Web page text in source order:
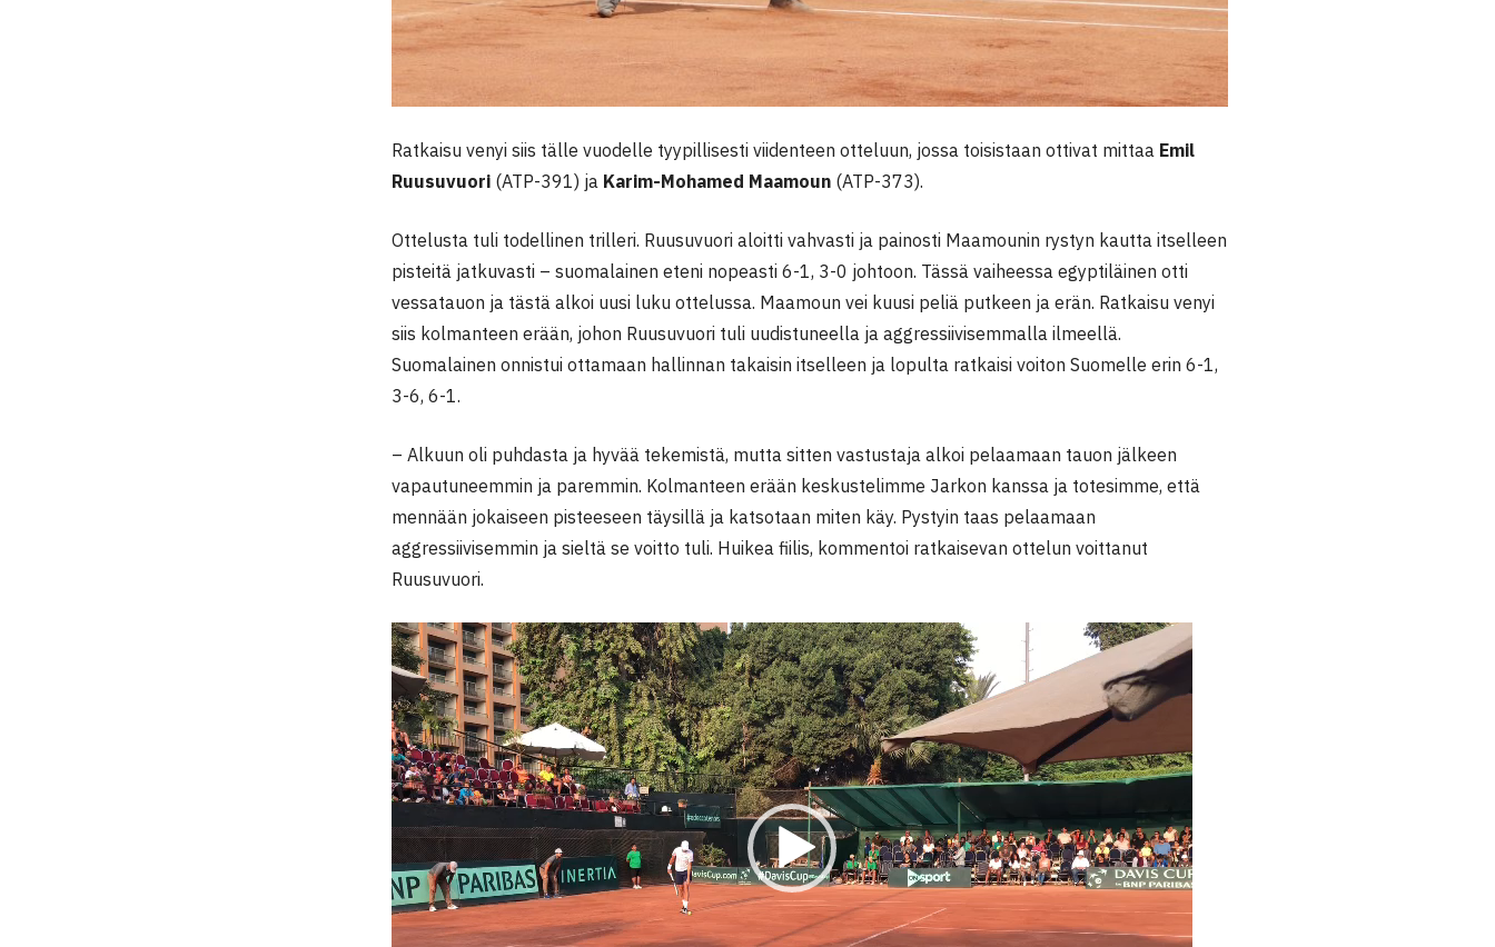
Ratkaisu venyi siis tälle vuodelle tyypillisesti viidenteen otteluun, jossa toisistaan ottivat mittaa Emil
Ruusuvuori (ATP-391) ja Karim-Mohamed Maamoun (ATP-373).
Ottelusta tuli todellinen trilleri. Ruusuvuori aloitti vahvasti ja painosti Maamounin rystyn kautta itselleen
pisteitä jatkuvasti – suomalainen eteni nopeasti 6-1, 3-0 johtoon. Tässä vaiheessa egyptiläinen otti
vessatauon ja tästä alkoi uusi luku ottelussa. Maamoun vei kuusi peliä putkeen ja erän. Ratkaisu venyi
siis kolmanteen erään, johon Ruusuvuori tuli uudistuneella ja aggressiivisemmalla ilmeellä.
Suomalainen onnistui ottamaan hallinnan takaisin itselleen ja lopulta ratkaisi voiton Suomelle erin 6-1,
3-6, 6-1.
– Alkuun oli puhdasta ja hyvää tekemistä, mutta sitten vastustaja alkoi pelaamaan tauon jälkeen
vapautuneemmin ja paremmin. Kolmanteen erään keskustelimme Jarkon kanssa ja totesimme, että
mennään jokaiseen pisteeseen täysillä ja katsotaan miten käy. Pystyin taas pelaamaan
aggressiivisemmin ja sieltä se voitto tuli. Huikea fiilis, kommentoi ratkaisevan ottelun voittanut
Ruusuvuori.
Videotoistin